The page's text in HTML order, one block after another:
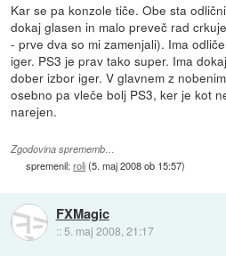
Kar se pa konzole tiče. Obe sta
dokaj glasen in malo preveč rad
- prve dva so mi zamenjali). Ima
iger. PS3 je prav tako super. Ima
dober izbor iger. V glavnem z
osebno pa vleče bolj PS3, ker je kot
narejen.
Zgodovina sprememb…
spremenil:roli(5. maj 2008 ob 15:57)
FXMagic
:: 5. maj 2008, 21:17